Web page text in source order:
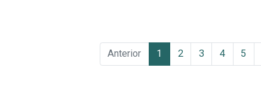
Anterior 1 2 3 4 5